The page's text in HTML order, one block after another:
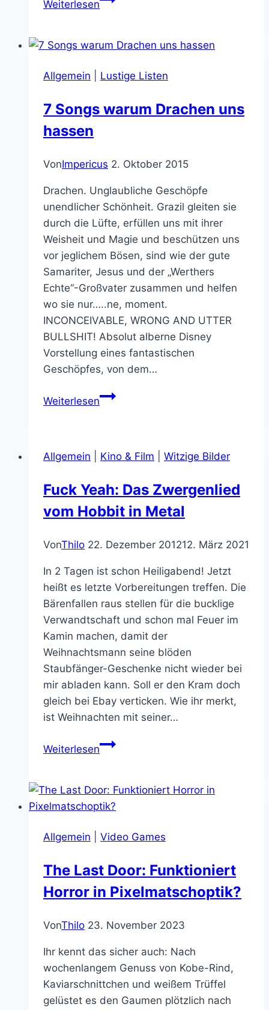
Weiterlesen
Talk:
Raiders
zu
Allgemein Lustige Listen
7 Songs warum Drachen uns
hassen
VonImpericus 2. Oktober 2015
Drachen. Unglaubliche Geschöpfe
unendlicher Schönheit. Grazil gleiten sie
durch die Lüfte, erfüllen uns mit ihrer
Weisheit und Magie und beschützen uns
vor jeglichem Bösen, sind wie der gute
Samariter, Jesus und der „Werthers
Echte“-Großvater zusammen und helfen
wo sie nur…..ne, moment.
INCONCEIVABLE, WRONG AND UTTER
BULLSHIT! Absolut alberne Disney
Vorstellung eines fantastischen
Geschöpfes, von dem…
Weiterlesen7
uns
Allgemein Kino & Film Witzige Bilder
Fuck Yeah: Das Zwergenlied
vom Hobbit in Metal
VonThilo 22. Dezember 201212. März 2021
In 2 Tagen ist schon Heiligabend! Jetzt
heißt es letzte Vorbereitungen treffen. Die
Bärenfallen raus stellen für die bucklige
Verwandtschaft und schon mal Feuer im
Kamin machen, damit der
Weihnachtsmann seine blöden
Staubfänger-Geschenke nicht wieder bei
mir abladen kann. Soll er den Kram doch
gleich bei Ebay verticken. Wie ihr merkt,
ist Weihnachten mit seiner…
WeiterlesenFuck
Zwergenlied
vom
in
Allgemein Video Games
The Last Door: Funktioniert
Horror in Pixelmatschoptik?
VonThilo 23. November 2023
Ihr kennt das sicher auch: Nach
wochenlangem Genuss von Kobe-Rind,
Kaviarschnittchen und weißem Trüffel
gelüstet es den Gaumen plötzlich nach